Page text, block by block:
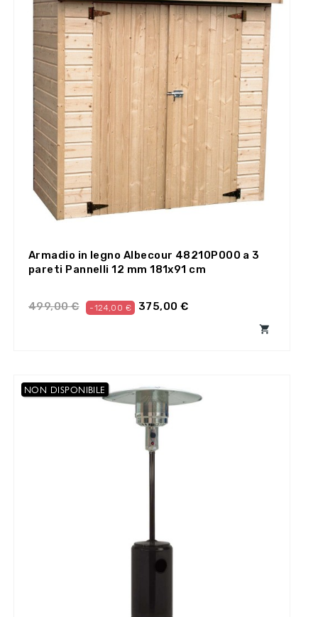
Armadio in legno Albecour 48210P000 a 3
pareti Pannelli 12 mm 181x91 cm
499,00 € -124,00 € 375,00 €

NON DISPONIBILE